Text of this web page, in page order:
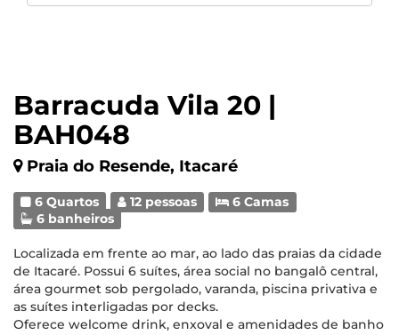
Barracuda Vila 20 |
BAH048
Praia do Resende, Itacaré
6 Quartos 12 pessoas
6 Camas
6 banheiros
Localizada em frente ao mar, ao lado das praias da cidade
de Itacaré. Possui 6 suítes, área social no bangalô central,
área gourmet sob pergolado, varanda, piscina privativa e
as suítes interligadas por decks.
Oferece welcome drink, enxoval e amenidades de banho